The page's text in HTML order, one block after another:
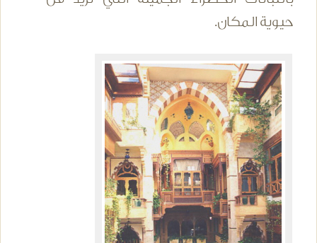
حيوية المكان.